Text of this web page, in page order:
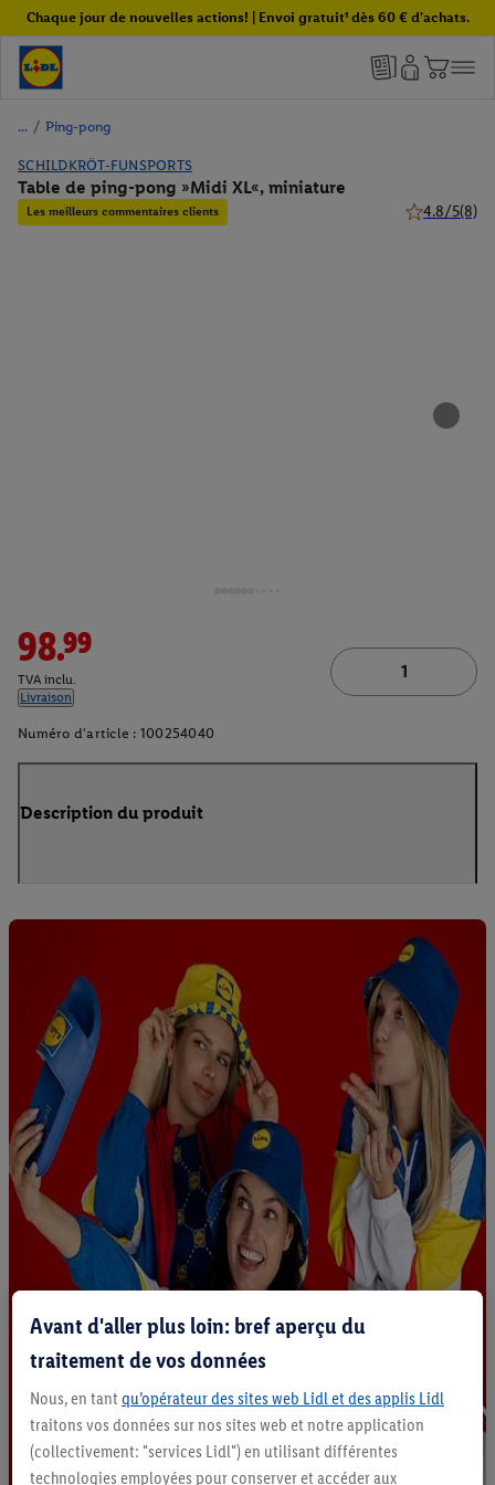
Chaque jour de nouvelles actions! | Envoi gratuit¹ dès 60 € d'achats.
/ Ping-pong
SCHILDKRÖT-FUNSPORTS
Table de ping-pong »Midi XL«, miniature
Les meilleurs commentaires clients 4.8/5(8)
98.99
TVA inclu.
Livraison
Numéro d'article : 100254040
Description du produit
Avant d'aller plus loin: bref aperçu du
traitement de vos données
Nous, en tant qu’opérateur des sites web Lidl et des applis Lidl
traitons vos données sur nos sites web et notre application
(collectivement: "services Lidl") en utilisant différentes
technologies employées pour conserver et accéder aux